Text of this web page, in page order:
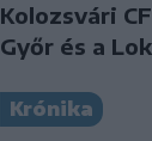
Kolozsvári
Győr és a
Krónika